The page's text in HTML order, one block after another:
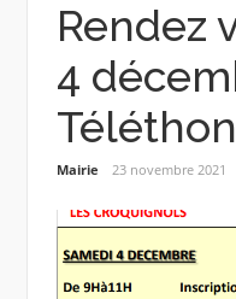
Rendez
4
Mairie 23 novembre 2021